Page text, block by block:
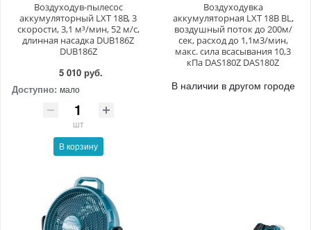
Воздуходув-пылесос
аккумуляторный LXT 18В, 3
скорости, 3,1 м³/мин, 52 м/с,
длинная насадка DUB186Z
DUB186Z
5 010 руб.
Доступно: мало
шт
В корзину
Воздуходувка
аккумуляторная LXT 18В BL,
воздушный поток до 200м/
сек, расход до 1,1м3/мин,
макс. сила всасывания 10,3
кПа DAS180Z DAS180Z
В наличии в другом городе